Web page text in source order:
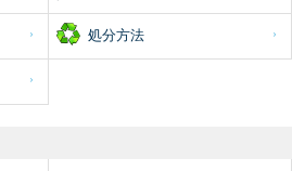
処分方法